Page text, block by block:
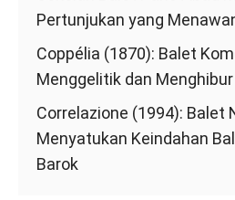
Pertunjukan yang
Coppélia (1870): Balet
Menggelitik dan
Correlazione (1994): Balet
Menyatukan Keindahan
Barok